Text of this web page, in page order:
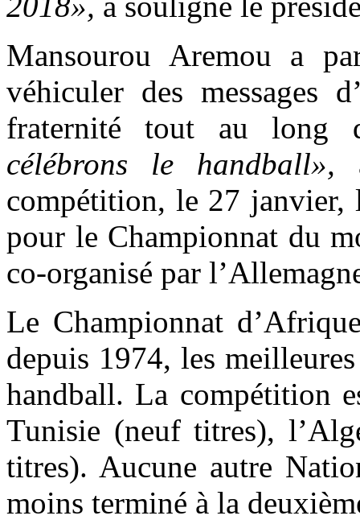
Mansourou Aremou a
véhiculer des messages
fraternité tout au long
célébrons le handball»,
compétition, le 27 janvier,
pour le Championnat du
co-organisé par
Le Championnat
depuis 1974, les
handball. La compétition
Tunisie (neuf titres),
titres). Aucune autre
moins terminé à la